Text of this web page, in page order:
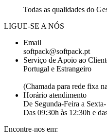
Todas as qualidades do
LIGUE-SE A NÓS
Email
softpack@softpack.pt
Serviço de Apoio ao
Portugal e Estrangeiro
(Chamada para rede fixa
Horário atendimento
De Segunda-Feira a
Das 09:30h às 12:30h e
Encontre-nos em: